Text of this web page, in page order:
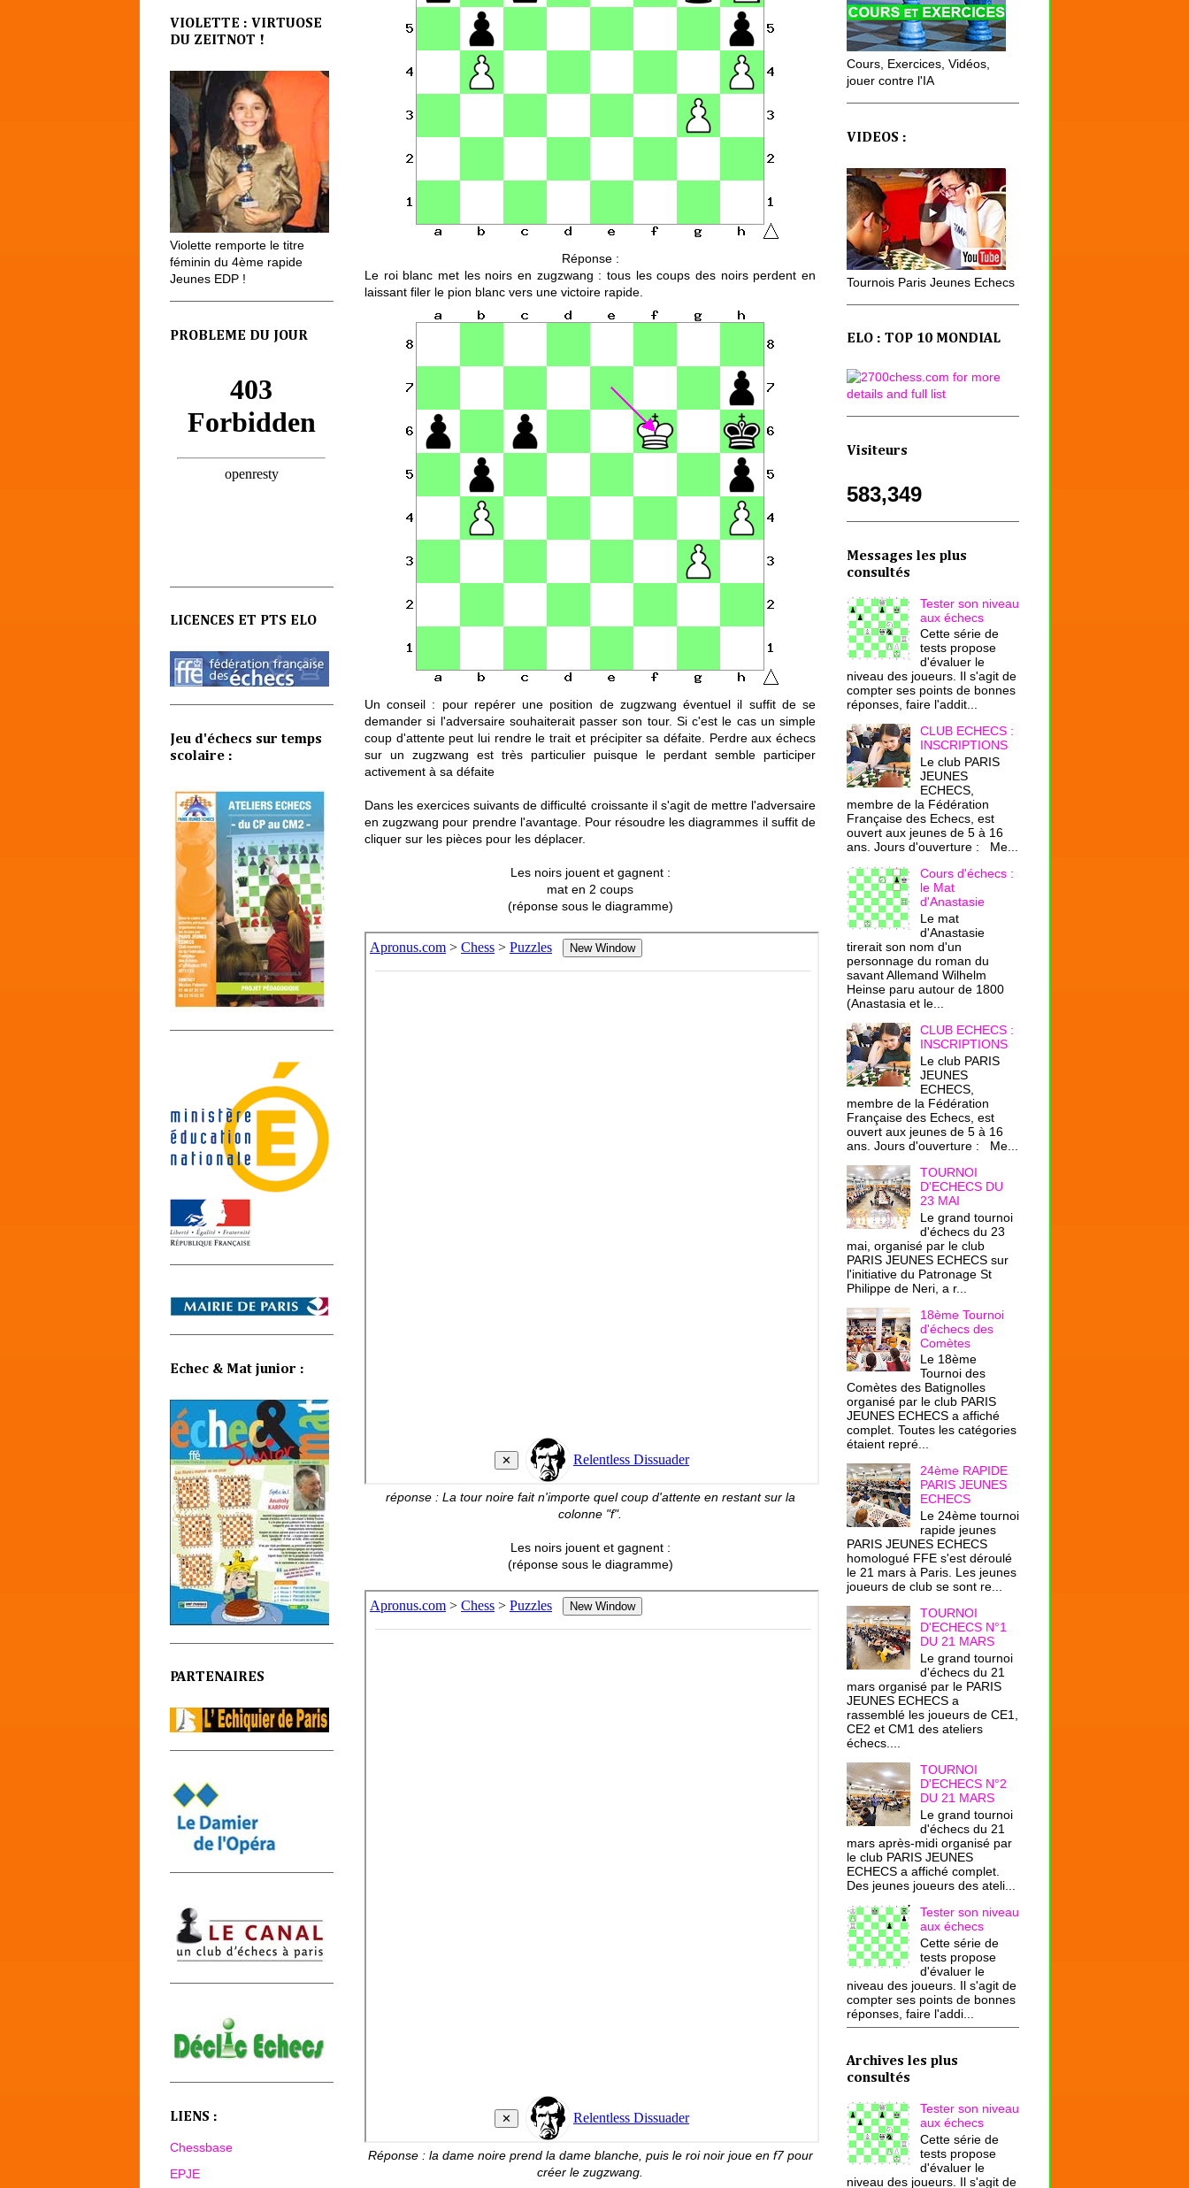
Réponse :
Le roi blanc met les noirs en zugzwang : tous les coups des noirs perdent en
laissant filer le pion blanc vers une victoire rapide.
Un conseil : pour repérer une position de zugzwang éventuel il suffit de se
demander si l'adversaire souhaiterait passer son tour. Si c'est le cas un simple
coup d'attente peut lui rendre le trait et précipiter sa défaite. Perdre aux échecs
sur un zugzwang est très particulier puisque le perdant semble participer
activement à sa défaite
Dans les exercices suivants de difficulté croissante il s'agit de mettre l'adversaire
en zugzwang pour prendre l'avantage. Pour résoudre les diagrammes il suffit de
cliquer sur les pièces pour les déplacer.
Les noirs jouent et gagnent :
mat en 2 coups
(réponse sous le diagramme)
réponse : La tour noire fait n'importe quel coup d'attente en restant sur la
colonne "f".
Les noirs jouent et gagnent :
(réponse sous le diagramme)
Réponse : la dame noire prend la dame blanche, puis le roi noir joue en f7 pour
créer le zugzwang.
VIOLETTE : VIRTUOSE
DU ZEITNOT !
Violette remporte le titre
féminin du 4ème rapide
Jeunes EDP !
PROBLEME DU JOUR
LICENCES ET PTS ELO
Jeu d'échecs sur temps
scolaire :
Echec & Mat junior :
PARTENAIRES
LIENS :
Chessbase
EPJE
Cours, Exercices, Vidéos,
jouer contre l'IA
VIDEOS :
Tournois Paris Jeunes Echecs
ELO : TOP 10 MONDIAL
Visiteurs
583,349
Messages les plus
consultés
Tester son niveau
aux échecs
Cette série de
tests propose
d'évaluer le
niveau des joueurs. Il s'agit de
compter ses points de bonnes
réponses, faire l'addit...
CLUB ECHECS :
INSCRIPTIONS
Le club PARIS
JEUNES
ECHECS,
membre de la Fédération
Française des Echecs, est
ouvert aux jeunes de 5 à 16
ans. Jours d'ouverture : Me...
Cours d'échecs :
le Mat
d'Anastasie
Le mat
d'Anastasie
tirerait son nom d'un
personnage du roman du
savant Allemand Wilhelm
Heinse paru autour de 1800
(Anastasia et le...
CLUB ECHECS :
INSCRIPTIONS
Le club PARIS
JEUNES
ECHECS,
membre de la Fédération
Française des Echecs, est
ouvert aux jeunes de 5 à 16
ans. Jours d'ouverture : Me...
TOURNOI
D'ECHECS DU
23 MAI
Le grand tournoi
d'échecs du 23
mai, organisé par le club
PARIS JEUNES ECHECS sur
l'initiative du Patronage St
Philippe de Neri, a r...
18ème Tournoi
d'échecs des
Comètes
Le 18ème
Tournoi des
Comètes des Batignolles
organisé par le club PARIS
JEUNES ECHECS a affiché
complet. Toutes les catégories
étaient repré...
24ème RAPIDE
PARIS JEUNES
ECHECS
Le 24ème tournoi
rapide jeunes
PARIS JEUNES ECHECS
homologué FFE s'est déroulé
le 21 mars à Paris. Les jeunes
joueurs de club se sont re...
TOURNOI
D'ECHECS N°1
DU 21 MARS
Le grand tournoi
d'échecs du 21
mars organisé par le PARIS
JEUNES ECHECS a
rassemblé les joueurs de CE1,
CE2 et CM1 des ateliers
échecs....
TOURNOI
D'ECHECS N°2
DU 21 MARS
Le grand tournoi
d'échecs du 21
mars après-midi organisé par
le club PARIS JEUNES
ECHECS a affiché complet.
Des jeunes joueurs des ateli...
Tester son niveau
aux échecs
Cette série de
tests propose
d'évaluer le
niveau des joueurs. Il s'agit de
compter ses points de bonnes
réponses, faire l'addi...
Archives les plus
consultés
Tester son niveau
aux échecs
Cette série de
tests propose
d'évaluer le
niveau des joueurs. Il s'agit de